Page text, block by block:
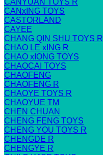
CANYUAN TOYS R
CANxING TOYS
CASTORLAND
CAYEE
CHANG QIN SHU TOYS R
CHAO LE xING R
CHAO xIONG TOYS
CHAOCAI TOYS
CHAOFENG
CHAOFENG R
CHAOYE TOYS R
CHAOYUE TM
CHEN CHUAN
CHENG FENG TOYS
CHENG YOU TOYS R
CHENGDE R
CHENGYE R